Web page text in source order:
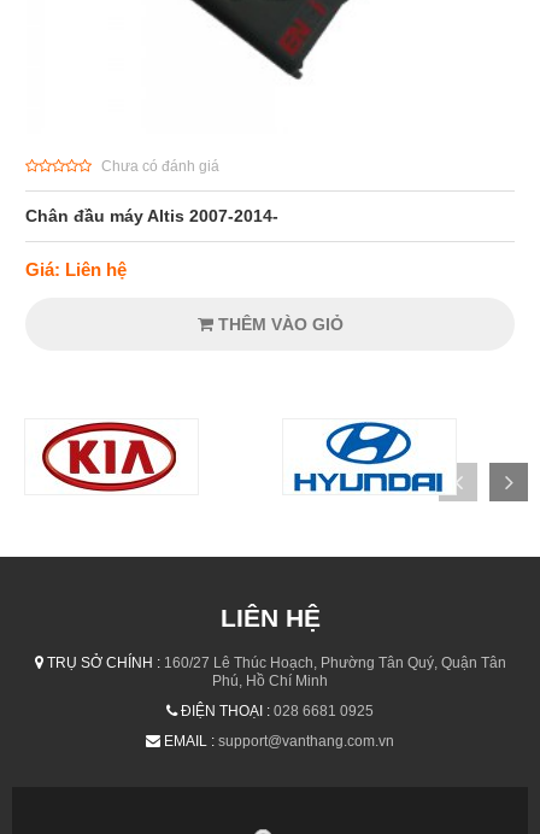
Chưa có đánh giá
Chân đầu máy Altis 2007-2014-
Giá: Liên hệ
THÊM VÀO GIỎ
LIÊN HỆ
TRỤ SỞ CHÍNH :160/27 Lê Thúc Hoạch, Phường Tân Quý, Quận Tân
Phú, Hồ Chí Minh
ĐIỆN THOẠI : 028 6681 0925
EMAIL : support@vanthang.com.vn